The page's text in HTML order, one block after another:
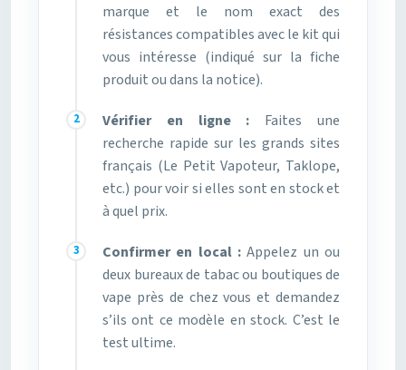
marque et le nom exact des
résistances compatibles avec le kit qui
vous intéresse (indiqué sur la fiche
produit ou dans la notice).
Vérifier en ligne : Faites une
recherche rapide sur les grands sites
français (Le Petit Vapoteur, Taklope,
etc.) pour voir si elles sont en stock et
à quel prix.
Confirmer en local : Appelez un ou
deux bureaux de tabac ou boutiques de
vape près de chez vous et demandez
s’ils ont ce modèle en stock. C’est le
test ultime.